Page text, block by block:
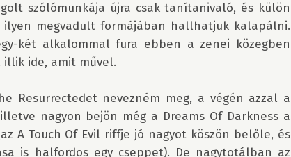
szólómunkája újra csak tanítanivaló, és külön
ilyen megvadult formájában hallhatjuk kalapálni.
két alkalommal fura ebben a zenei közegben
ide, amit művel.
Resurrectedet nevezném meg, a végén azzal a
nagyon bejön még a Dreams Of Darkness a
A Touch Of Evil riffje jó nagyot köszön belőle, és
is halfordos egy cseppet). De nagytotálban az